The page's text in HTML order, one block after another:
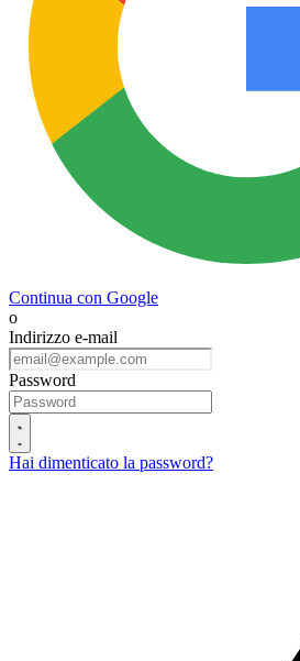
Continua con Google
o
Indirizzo e-mail
Password
Hai dimenticato la password?